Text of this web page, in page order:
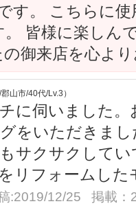
す。 こちらに
。 皆様に楽しん
の御来店を心よ
山市/40代/Lv.3）
に伺いました
をいただきま
サクサクして
リフォームし
稿:2019/12/25 掲載：